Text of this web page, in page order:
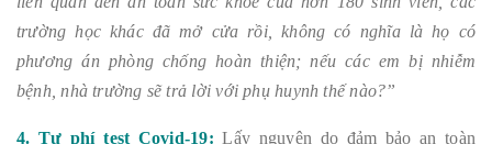
trường học khác đã mở cửa rồi, không có nghĩa là họ có
phương án phòng chống hoàn thiện; nếu các em bị nhiễm
bệnh, nhà trường sẽ trả lời với phụ huynh thế nào?”
4. Tự phí test Covid-19: Lấy nguyên do đảm bảo an toàn